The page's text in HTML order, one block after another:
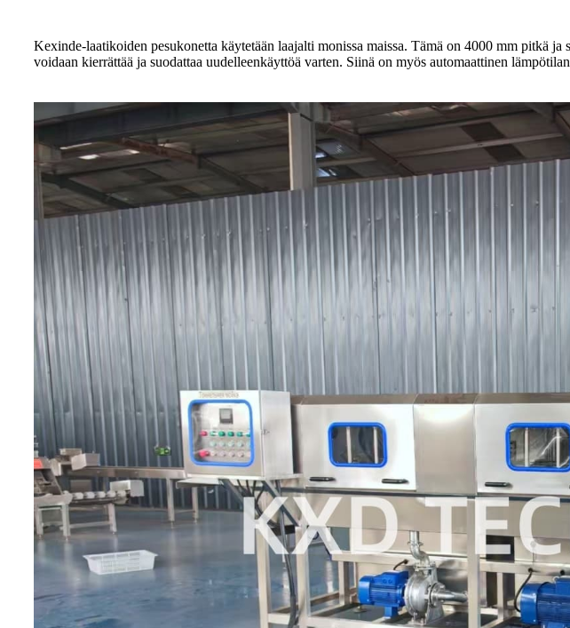
Kexinde-laatikoiden pesukonetta käytetään laajalti monissa maissa. Tämä on 4000 mm pitkä
voidaan kierrättää ja suodattaa uudelleenkäyttöä varten. Siinä on myös automaattinen